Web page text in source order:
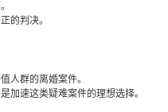
的判决。
人群的离婚案件。
加速这类疑难案件的理想选择。